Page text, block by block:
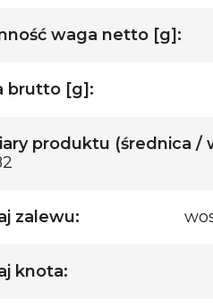
waga netto [g]:
brutto [g]:
produktu (średnica /
zalewu:
knota: